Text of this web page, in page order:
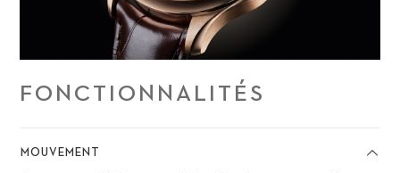
FONCTIONNALITÉS
MOUVEMENT